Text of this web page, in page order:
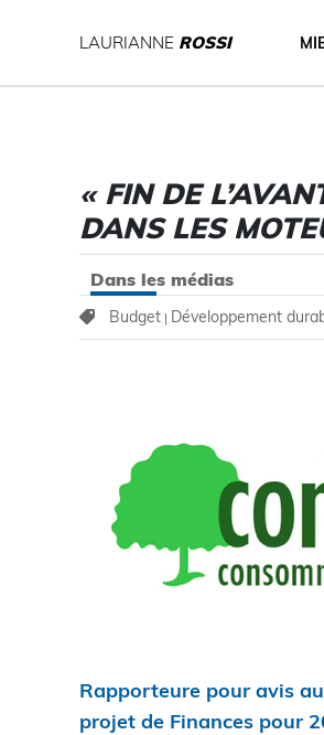
LAURIANNE ROSSI
« FIN DE
DANS LES
Dans les médias
Budget | Développement
Rapporteure pour avis
projet de Finances pour